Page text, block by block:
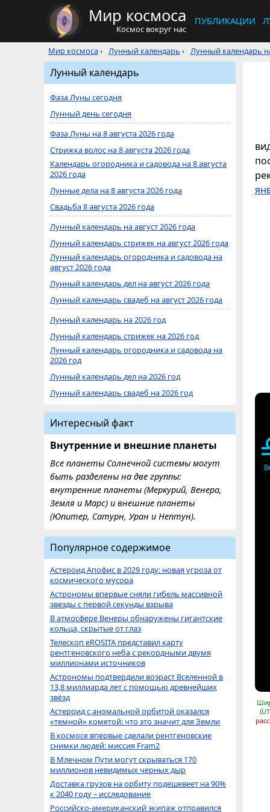
Мир космоса
Космос вокруг нас
ПУБЛИКАЦИИ
Мир космоса› Лунный календарь › Лунный календарь
Лунный календарь
Фаза Луны сегодня
Лунный день сегодня
Фаза Луны на 8 августа 2026 года
Стрижка волос на 8 августа 2026 года
Календарь огородника и садовода на 8 августа
2026 года
Лунные дела на 8 августа 2026 года
Свадьба 8 августа 2026 года
Лунный календарь на август 2026 года
Лунный календарь стрижек на август 2026 года
Лунный календарь огородника и садовода на
август 2026 года
Лунный календарь дел на август 2026 года
Лунный календарь свадеб на август 2026 года
Лунный календарь на 2026 год
Лунный календарь стрижек на 2026 год
Лунный календарь огородника и садовода на
2026 год
Лунный календарь дел на 2026 год
Лунный календарь свадеб на 2026 год
Интересный факт
Внутренние и внешние планеты
Все планеты Солнечной системы могут
быть разделены на две группы:
внутренние планеты (Меркурий, Венера,
Земля и Марс) и внешние планеты
(Юпитер, Сатурн, Уран и Нептун).
Популярное содержимое
Астероид Апофис в 2029 году: новая угроза от
космического мусора
Астрономы впервые сняли гибель массивной
звезды с первой секунды взрыва
В атмосфере Венеры обнаружены гигантские
кольца, скрытые от глаз
Телескоп eROSITA представил карту
рентгеновского неба с рекордными двумя
миллионами источников
Астрономы подтвердили возраст Вселенной в
13,8 миллиарда лет с помощью древнейших
звёзд
Астероид с аномальной орбитой оказался
«темной» кометой: что это значит для Земли
В космосе впервые сделали рентгеновские
снимки людей: миссия Fram2
В Млечном Пути могут скрываться 170
миллионов невидимых черных дыр
Доставка грузов на орбиту подешевеет на 90%
к 2040 году – исследование
Российско-американский экипаж отправился